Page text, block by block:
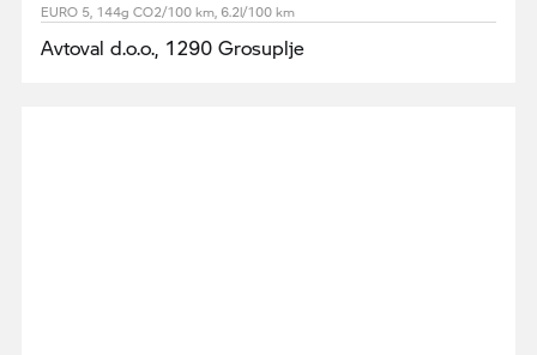
EURO 5, 144g CO2/100 km, 6.2l/100 km
Avtoval d.o.o., 1290 Grosuplje